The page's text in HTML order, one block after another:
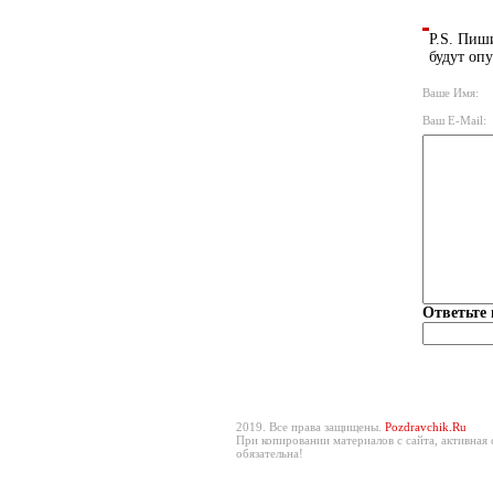
P.S.
будут
Ваше Имя:
Ваш E-Mail:
Ответьте
2019. Все права защищены. Pozdravchik.Ru
При копировании материалов с сайта, активная
обязательна!